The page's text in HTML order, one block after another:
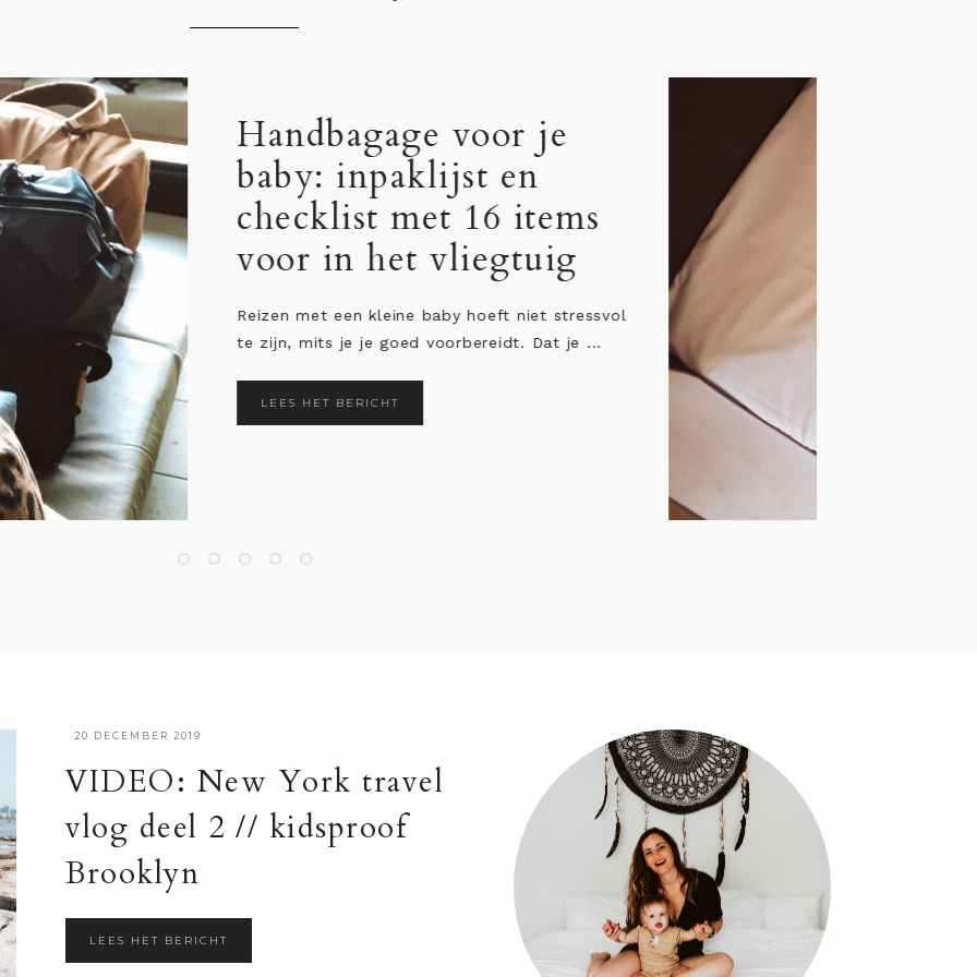
Jetlag bij baby: 12
persoonlijke tips &
adviezen
“Ik wil heel graag een verre reis maken,
ben zo bang voor de jetlag van de baby”.
LEES HET BERICHT
20 DECEMBER 2019
VIDEO: New York travel
vlog deel 2 // kidsproof
Brooklyn
LEES HET BERICHT